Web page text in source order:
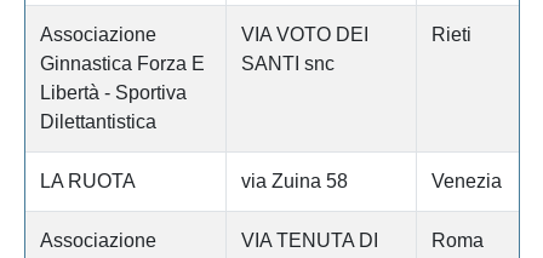
Associazione
Ginnastica Forza E
Libertà - Sportiva
Dilettantistica
VIA VOTO DEI
SANTI snc
Rieti
LA RUOTA via Zuina 58 Venezia
Associazione
VIA TENUTA DI
Roma